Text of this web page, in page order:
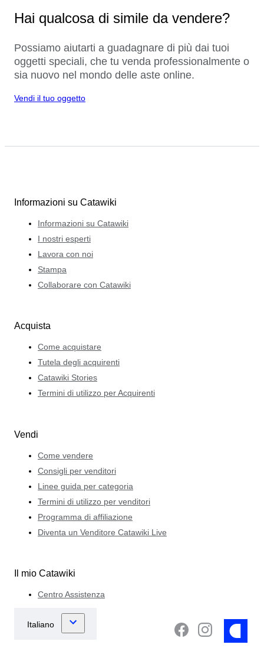
Hai qualcosa di simile da vendere?
Possiamo aiutarti a guadagnare di più dai tuoi
oggetti speciali, che tu venda professionalmente o
sia nuovo nel mondo delle aste online.
Vendi il tuo oggetto
Informazioni su Catawiki
Informazioni su Catawiki
I nostri esperti
Lavora con noi
Stampa
Collaborare con Catawiki
Acquista
Come acquistare
Tutela degli acquirenti
Catawiki Stories
Termini di utilizzo per Acquirenti
Vendi
Come vendere
Consigli per venditori
Linee guida per categoria
Termini di utilizzo per venditori
Programma di affiliazione
Diventa un Venditore Catawiki Live
Il mio Catawiki
Centro Assistenza